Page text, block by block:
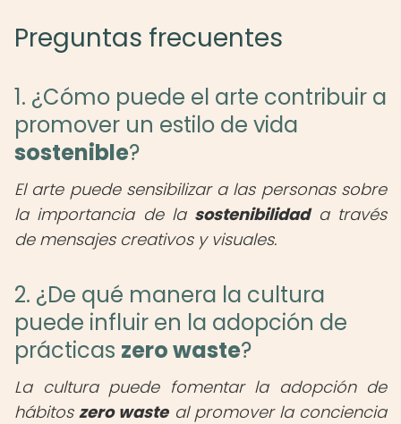
Preguntas frecuentes
1. ¿Cómo puede el arte contribuir a
promover un estilo de vida
sostenible?
El arte puede sensibilizar a las personas sobre
la importancia de la sostenibilidada través
de mensajes creativos y visuales.
2. ¿De qué manera la cultura
puede influir en la adopción de
prácticas zero waste?
La cultura puede fomentar la adopción de
hábitoszero wasteal promover la conciencia